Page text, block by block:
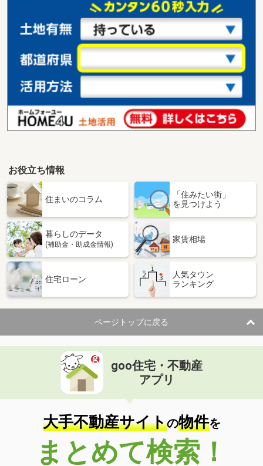
お役立ち情報
住まいのコラム
「住みたい街」
を見つけよう
暮らしのデータ
(補助金・助成金情報)
家賃相場
住宅ローン
人気タウン
ランキング
ページトップに戻る
goo住宅・不動産
アプリ
大手不動産サイトの物件を
まとめて検索！